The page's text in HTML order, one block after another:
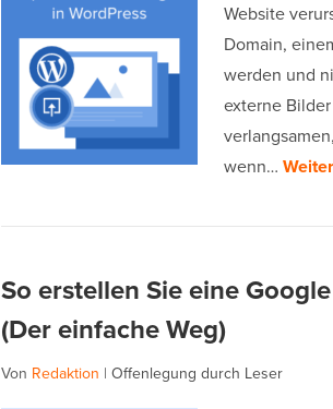
Website
Domain,
werden und
externe
wenn…
So erstellen Sie eine
(Der einfache Weg)
Von Redaktion | Offenlegung durch Leser